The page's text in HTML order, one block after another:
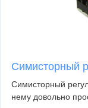
Симисторный
Симисторный
нему довольно